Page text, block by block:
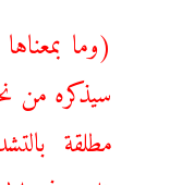
(وما
سيذكره من
مطلقة